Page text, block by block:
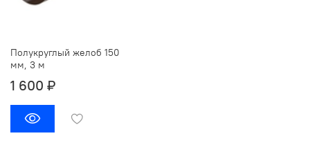
Полукруглый желоб 150
мм, 3 м
1 600 ₽